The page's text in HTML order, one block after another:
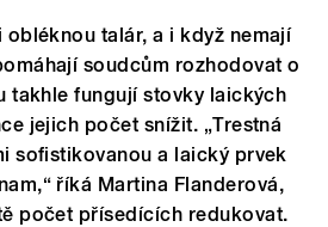
talár, a i když nemají
soudcům rozhodovat o
takhle fungují stovky laických
jejich počet snížit. „Trestná
sofistikovanou a laický prvek
říká Martina Flanderová,
počet přísedících redukovat.